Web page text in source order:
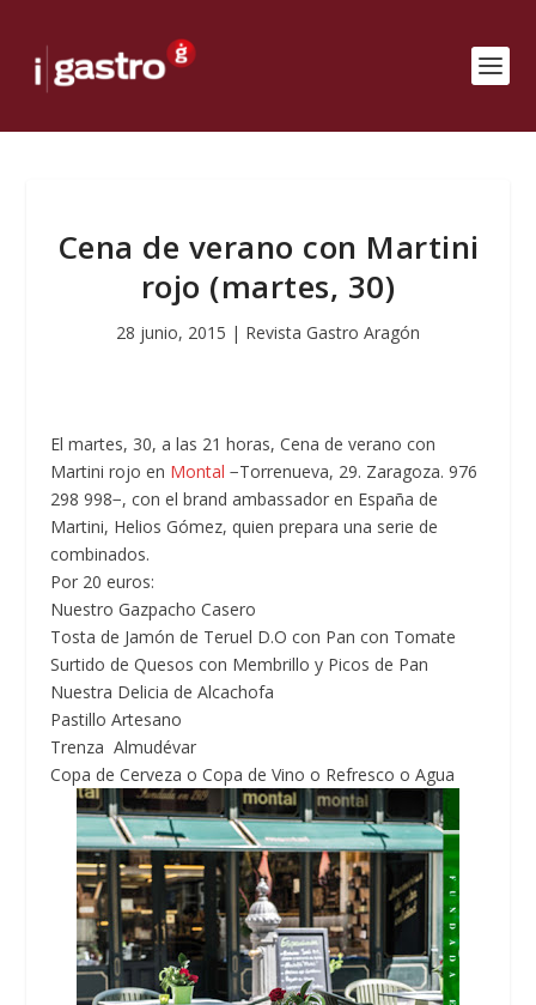
Cena de verano con Martini
rojo (martes, 30)
28 junio, 2015 | Revista Gastro Aragón
El martes, 30, a las 21 horas, Cena de verano con
Martini rojo en Montal−Torrenueva, 29. Zaragoza. 976
298 998−, con el brand ambassador en España de
Martini, Helios Gómez, quien prepara una serie de
combinados.
Por 20 euros:
Nuestro Gazpacho Casero
Tosta de Jamón de Teruel D.O con Pan con Tomate
Surtido de Quesos con Membrillo y Picos de Pan
Nuestra Delicia de Alcachofa
Pastillo Artesano
Trenza Almudévar
Copa de Cerveza o Copa de Vino o Refresco o Agua